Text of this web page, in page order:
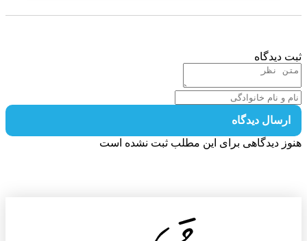
دیدگاه
دیدگاه
دیدگاهی برای این مطلب ثبت نشده است